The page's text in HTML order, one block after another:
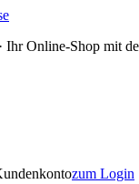
Ihr Online-Shop mit
zum Login